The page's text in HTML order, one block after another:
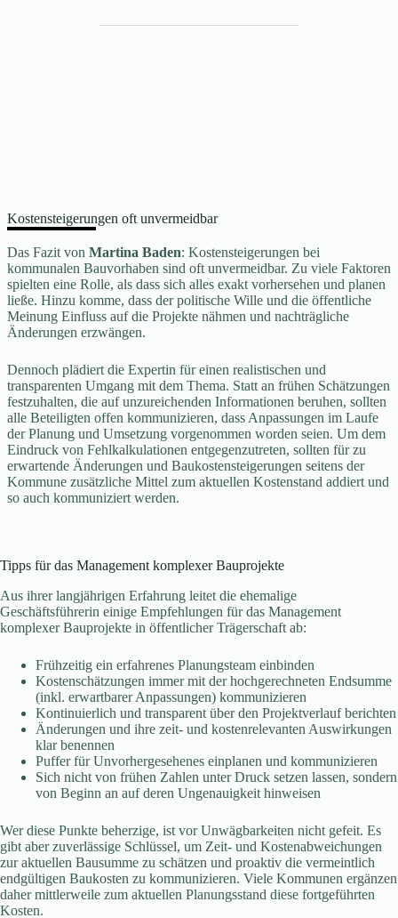
Kostensteigerungen oft unvermeidbar
Das Fazit von Martina Baden: Kostensteigerungen bei
kommunalen Bauvorhaben sind oft unvermeidbar. Zu viele Faktoren
spielten eine Rolle, als dass sich alles exakt vorhersehen und planen
ließe. Hinzu komme, dass der politische Wille und die öffentliche
Meinung Einfluss auf die Projekte nähmen und nachträgliche
Änderungen erzwängen.
Dennoch plädiert die Expertin für einen realistischen und
transparenten Umgang mit dem Thema. Statt an frühen Schätzungen
festzuhalten, die auf unzureichenden Informationen beruhen, sollten
alle Beteiligten offen kommunizieren, dass Anpassungen im Laufe
der Planung und Umsetzung vorgenommen worden seien. Um dem
Eindruck von Fehlkalkulationen entgegenzutreten, sollten für zu
erwartende Änderungen und Baukostensteigerungen seitens der
Kommune zusätzliche Mittel zum aktuellen Kostenstand addiert und
so auch kommuniziert werden.
Tipps für das Management komplexer Bauprojekte
Aus ihrer langjährigen Erfahrung leitet die ehemalige
Geschäftsführerin einige Empfehlungen für das Management
komplexer Bauprojekte in öffentlicher Trägerschaft ab:
Frühzeitig ein erfahrenes Planungsteam einbinden
Kostenschätzungen immer mit der hochgerechneten Endsumme
(inkl. erwartbarer Anpassungen) kommunizieren
Kontinuierlich und transparent über den Projektverlauf berichten
Änderungen und ihre zeit- und kostenrelevanten Auswirkungen
klar benennen
Puffer für Unvorhergesehenes einplanen und kommunizieren
Sich nicht von frühen Zahlen unter Druck setzen lassen, sondern
von Beginn an auf deren Ungenauigkeit hinweisen
Wer diese Punkte beherzige, ist vor Unwägbarkeiten nicht gefeit. Es
gibt aber zuverlässige Schlüssel, um Zeit- und Kostenabweichungen
zur aktuellen Bausumme zu schätzen und proaktiv die vermeintlich
endgültigen Baukosten zu kommunizieren. Viele Kommunen ergänzen
daher mittlerweile zum aktuellen Planungsstand diese fortgeführten
Kosten.